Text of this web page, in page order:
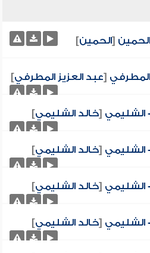
[الحمين]
[عبد العزيز المطرفي]
[خالد الشليمي]
[خالد الشليمي]
[خالد الشليمي]
[خالد الشليمي]